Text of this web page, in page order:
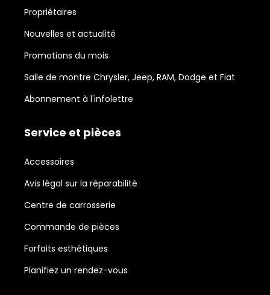
Propriétaires
Nouvelles et actualité
Promotions du mois
Salle de montre Chrysler, Jeep, RAM, Dodge et Fiat
Abonnement à l'infolettre
Service et pièces
Accessoires
Avis légal sur la réparabilité
Centre de carrosserie
Commande de pièces
Forfaits esthétiques
Planifiez un rendez-vous